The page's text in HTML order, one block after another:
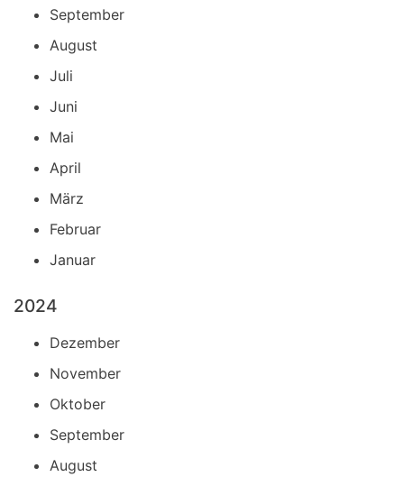
September
August
Juli
Juni
Mai
April
März
Februar
Januar
2024
Dezember
November
Oktober
September
August